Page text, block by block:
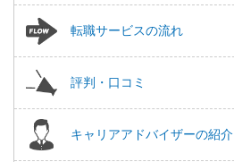
転職サービスの流れ
評判・口コミ
キャリアアドバイザーの紹介